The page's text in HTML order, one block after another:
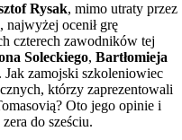
Rysak, mimo utraty przez
najwyżej ocenił grę
czterech zawodników tej
Soleckiego, Bartłomieja
. Jak zamojski szkoleniowiec
którzy zaprezentowali
Oto jego opinie i
do sześciu.